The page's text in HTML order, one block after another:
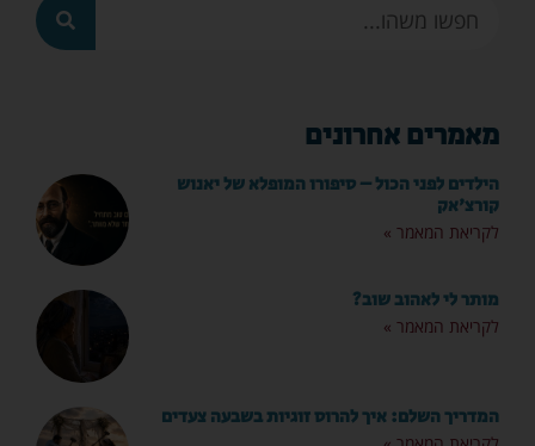
מאמרים אחרונים
הילדים לפני הכול – סיפורו המופלא של יאנוש
קורצ'אק
לקריאת המאמר »
מותר לי לאהוב שוב?
לקריאת המאמר »
המדריך השלם: איך להרוס זוגיות בשבעה צעדים